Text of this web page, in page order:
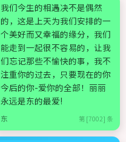
我们今生的相遇决不是偶然
的，这是上天为我们安排的一
个美好而又幸福的缘分，我们
能走到一起很不容易的，让我
们忘记那些不愉快的事，我不
注重你的过去，只要现在的你
今后的你-爱你的全部！丽丽
永远是东的最爱!
东 第 [7002] 条